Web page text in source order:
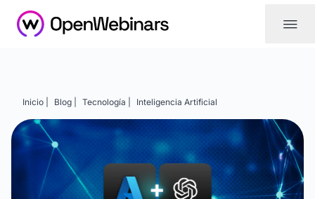
|||
Inicio | Blog | Tecnología | Inteligencia Artificial